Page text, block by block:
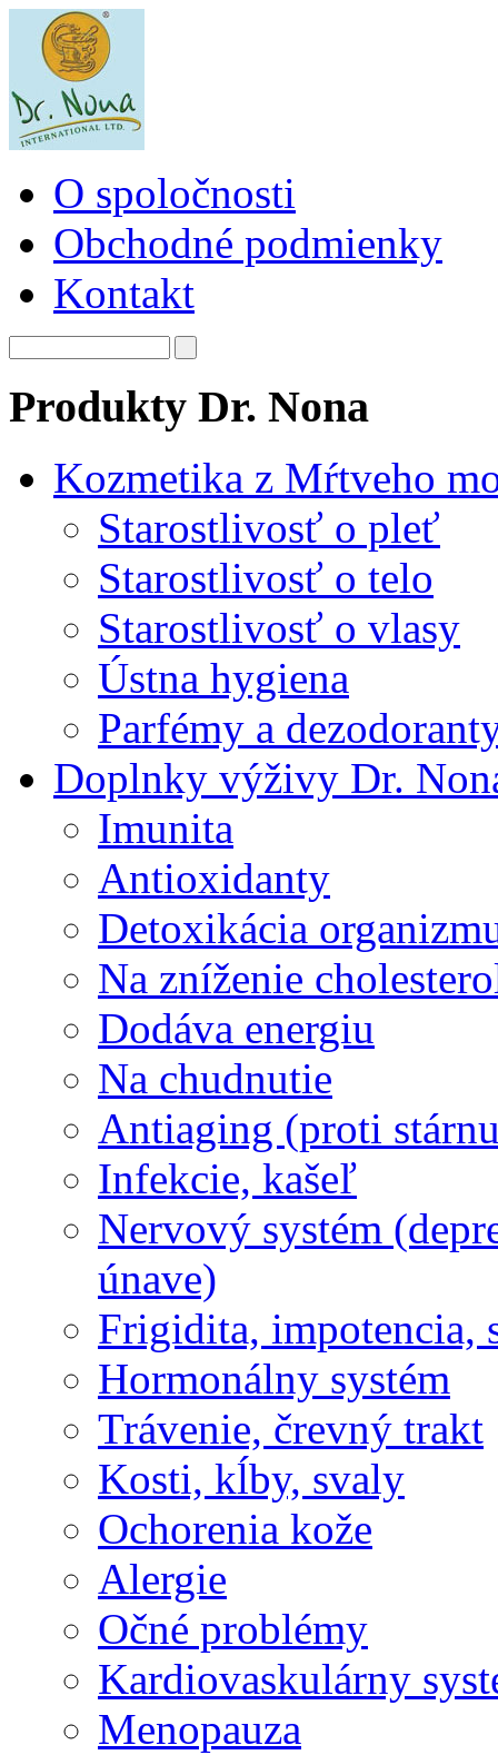
O spoločnosti
Obchodné podmienky
Kontakt
Produkty Dr. Nona
Kozmetika z Mŕtveho
Starostlivosť o pleť
Starostlivosť o telo
Starostlivosť o vlasy
Ústna hygiena
Parfémy a
Doplnky výživy Dr.
Imunita
Antioxidanty
Detoxikácia
Na zníženie
Dodáva energiu
Na chudnutie
Antiaging (proti
Infekcie, kašeľ
Nervový systém
únave)
Frigidita, impotencia,
Hormonálny systém
Trávenie, črevný trakt
Kosti, kĺby, svaly
Ochorenia kože
Alergie
Očné problémy
Kardiovaskulárny
Menopauza